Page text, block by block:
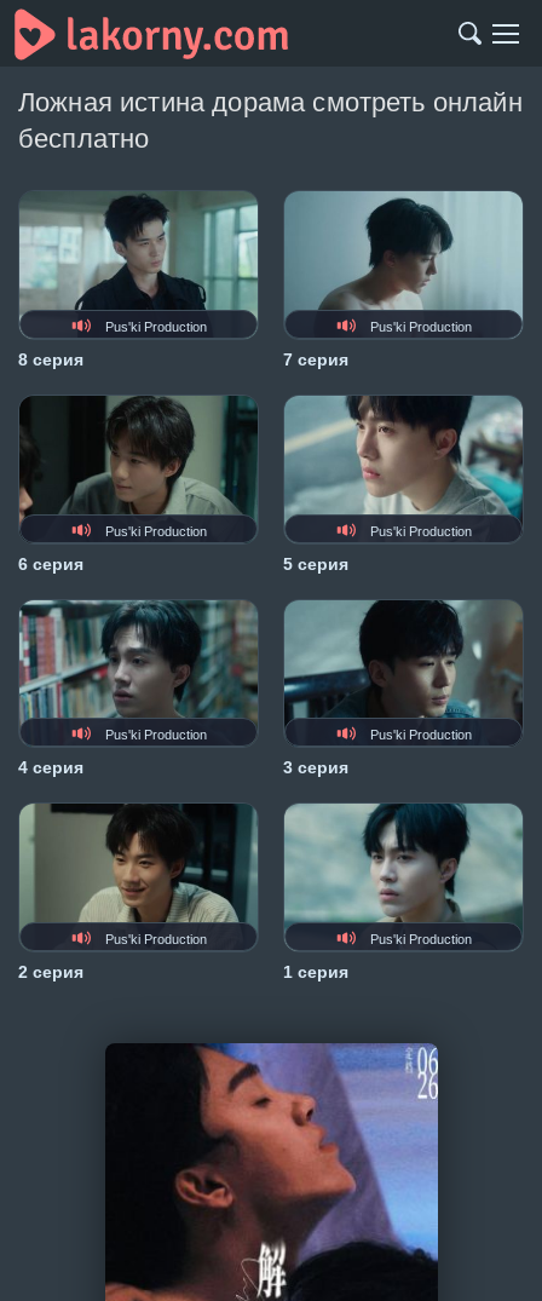
Ложная истина дорама смотреть онлайн
бесплатно
Pus'ki Production
8 серия
Pus'ki Production
7 серия
Pus'ki Production
6 серия
Pus'ki Production
5 серия
Pus'ki Production
4 серия
Pus'ki Production
3 серия
Pus'ki Production
2 серия
Pus'ki Production
1 серия